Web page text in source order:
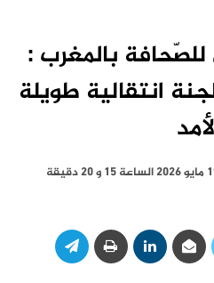
بالمغرب :
انتقالية طويلة
و 20 دقيقة